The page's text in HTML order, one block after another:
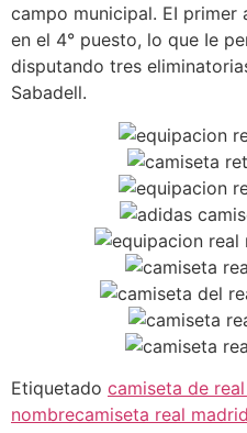
campo municipal. EI primer
en el 4° puesto, lo que Ie
disputando tres
Sabadell.
Etiquetado camiseta de
nombrecamiseta real